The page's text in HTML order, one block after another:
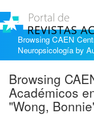
Browsing CAEN
Neuropsicología by
Browsing
Académicos
"Wong,